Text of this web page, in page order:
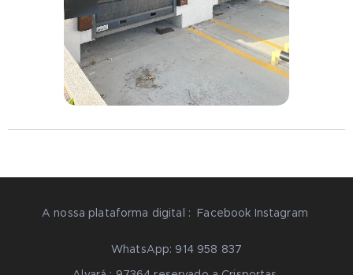
A nossa plataforma digital : Facebook Instagram
WhatsApp: 914 958 837